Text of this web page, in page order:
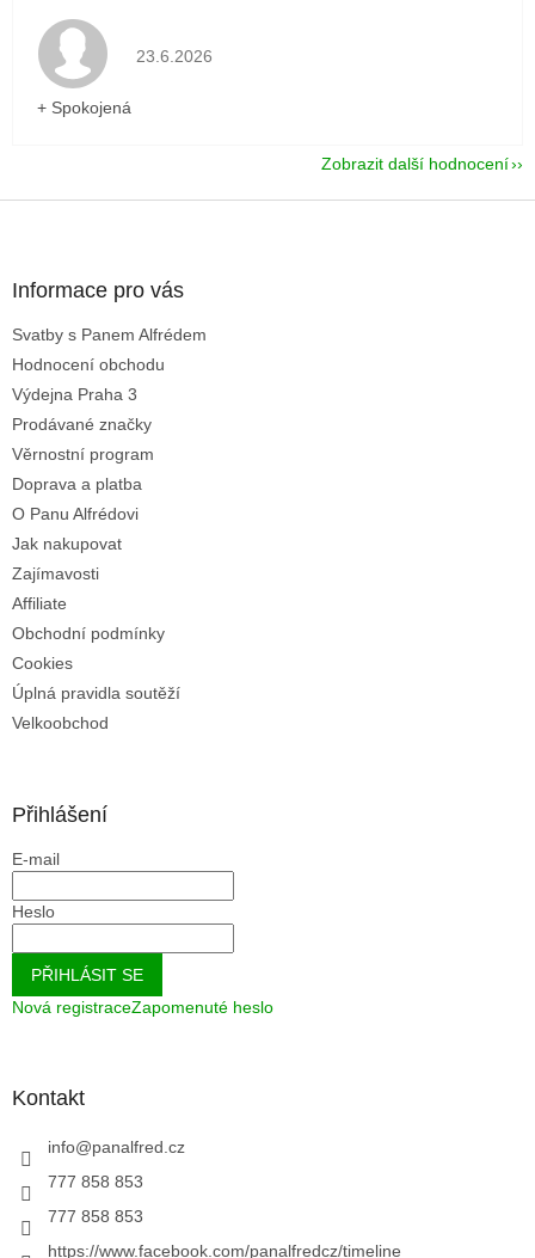
Hodnocení obchodu je 5 z 5 hvězdiček.
23.6.2026
+ Spokojená
Zobrazit další hodnocení
Informace pro vás
Svatby s Panem Alfrédem
Hodnocení obchodu
Výdejna Praha 3
Prodávané značky
Věrnostní program
Doprava a platba
O Panu Alfrédovi
Jak nakupovat
Zajímavosti
Affiliate
Obchodní podmínky
Cookies
Úplná pravidla soutěží
Velkoobchod
Přihlášení
E-mail
Heslo
PŘIHLÁSIT SE
Nová registraceZapomenuté heslo
Kontakt
info@panalfred.cz
777 858 853
777 858 853
https://www.facebook.com/panalfredcz/timeline